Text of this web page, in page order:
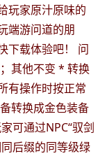
玩家原汁原味的
端游问道的朋
下载体验吧！ 问
其他不变 * 转换
有操作时按正常
转换成金色装备
可通过NPC“驭剑
后缀的同等级绿